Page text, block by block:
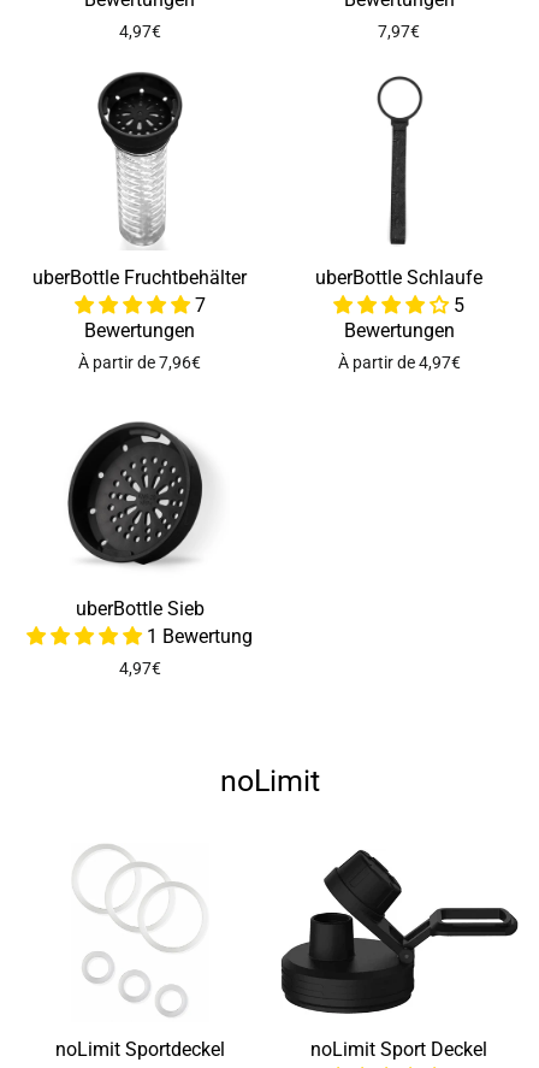
4,97€ 7,97€
uberBottle Fruchtbehälter
7
Bewertungen
À partir de 7,96€
uberBottle Schlaufe
5
Bewertungen
À partir de 4,97€
uberBottle Sieb
1 Bewertung
4,97€
noLimit
noLimit Sportdeckel
noLimit Sport Deckel